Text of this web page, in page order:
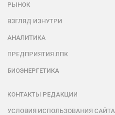
РЫНОК
ВЗГЛЯД ИЗНУТРИ
АНАЛИТИКА
ПРЕДПРИЯТИЯ ЛПК
БИОЭНЕРГЕТИКА
КОНТАКТЫ РЕДАКЦИИ
УСЛОВИЯ ИСПОЛЬЗОВАНИЯ САЙТА